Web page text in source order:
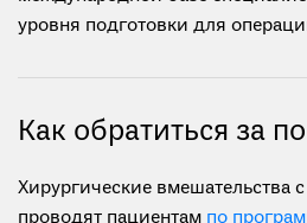
уровня подготовки для
Как обратиться за
Хирургические вмешательства
проводят пациентам по